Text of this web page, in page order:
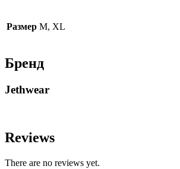
Размер M, XL
Бренд
Jethwear
Reviews
There are no reviews yet.